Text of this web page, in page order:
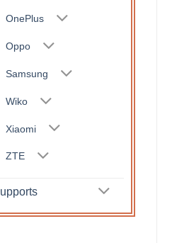
OnePlus
Oppo
Samsung
Wiko
Xiaomi
ZTE